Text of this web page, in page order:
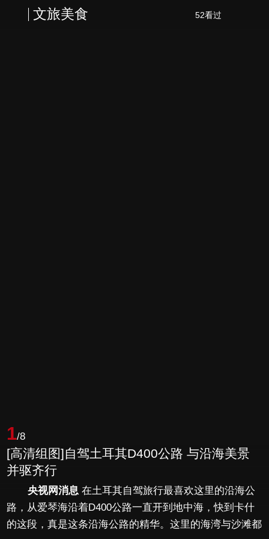
文旅美食 52看过
1/8
[高清组图]自驾土耳其D400公路 与沿海美景
并驱齐行
央视网消息在土耳其自驾旅行最喜欢这里的沿海公
路，从爱琴海沿着D400公路一直开到地中海，快到卡什
的这段，真是这条沿海公路的精华。这里的海湾与沙滩都